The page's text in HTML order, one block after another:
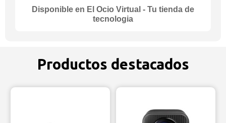
Disponible en El Ocio Virtual - Tu tienda de
tecnologia
Productos destacados